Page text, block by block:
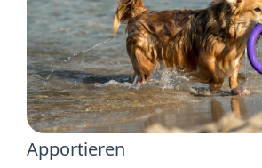
Apportieren